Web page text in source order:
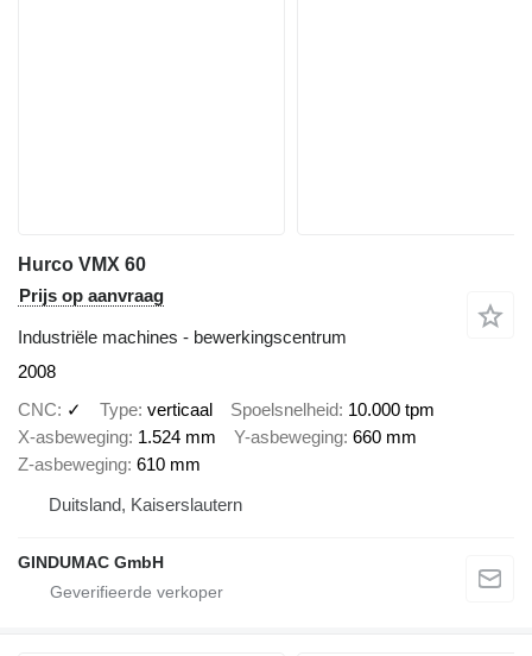
Hurco VMX 60
Prijs op aanvraag
Industriële machines - bewerkingscentrum
2008
CNC
✓ Type verticaal Spoelsnelheid 10.000 tpm
X-asbeweging 1.524 mm Y-asbeweging 660 mm
Z-asbeweging 610 mm
Duitsland, Kaiserslautern
GINDUMAC GmbH